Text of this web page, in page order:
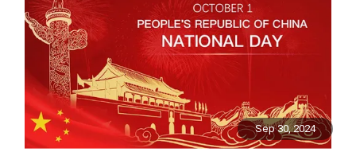
Sep 30, 2024